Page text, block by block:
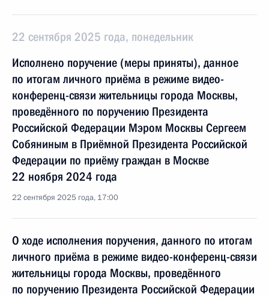
22 сентября 2025 года, понедельник
Исполнено поручение (меры приняты), данное
по итогам личного приёма в режиме видео-
конференц-связи жительницы города Москвы,
проведённого по поручению Президента
Российской Федерации Мэром Москвы Сергеем
Собяниным в Приёмной Президента Российской
Федерации по приёму граждан в Москве
22 ноября 2024 года
22 сентября 2025 года, 17:00
О ходе исполнения поручения, данного по итогам
личного приёма в режиме видео-конференц-связи
жительницы города Москвы, проведённого
по поручению Президента Российской Федерации